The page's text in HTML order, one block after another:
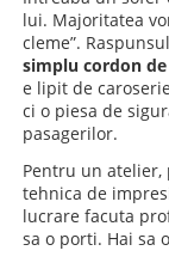
lui. Majoritatea
cleme”.
simplu cordon
e lipit de
ci o piesa de
pasagerilor.
Pentru un atelier,
tehnica de
lucrare facuta
sa o porti. Hai sa